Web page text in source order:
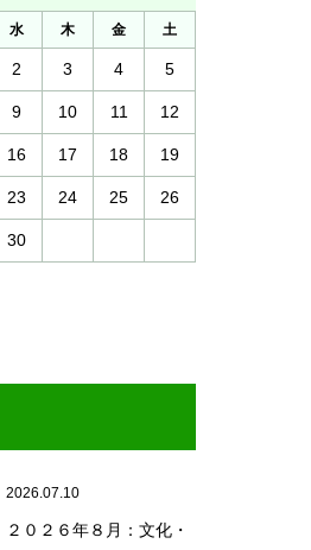
水 木 金 土
2 3 4 5
9 10 11 12
16 17 18 19
23 24 25 26
30
2026.07.10
２０２６年８月：文化・